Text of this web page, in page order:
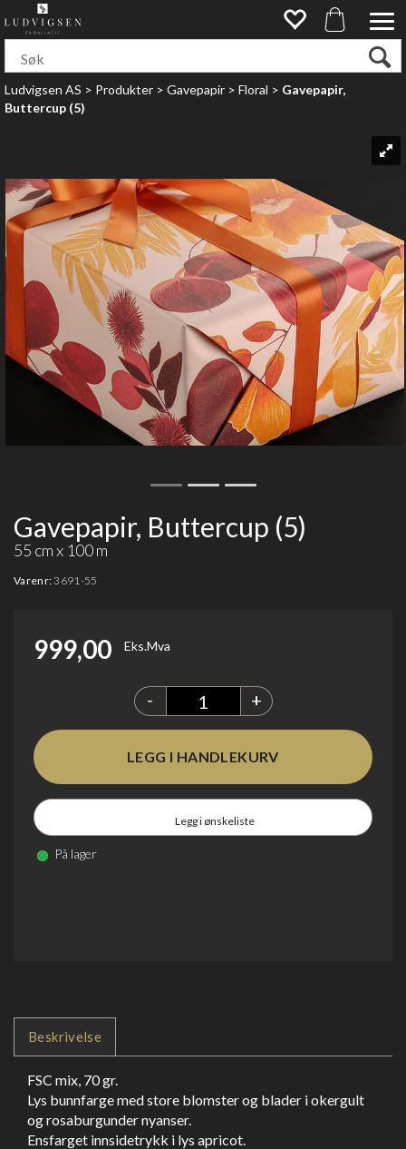
Ludvigsen AS>Produkter>Gavepapir>Floral>Gavepapir,
Buttercup (5)
Gavepapir, Buttercup (5)
55 cm x 100 m
Varenr:3691-55
999,00 Eks.Mva
- +
Legg i ønskeliste
På lager
Beskrivelse
FSC mix, 70 gr.
Lys bunnfarge med store blomster og blader i okergult
og rosaburgunder nyanser.
Ensfarget innsidetrykk i lys apricot.